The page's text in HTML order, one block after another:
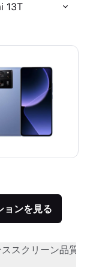
13T
ョンを見る
スクリーン品質